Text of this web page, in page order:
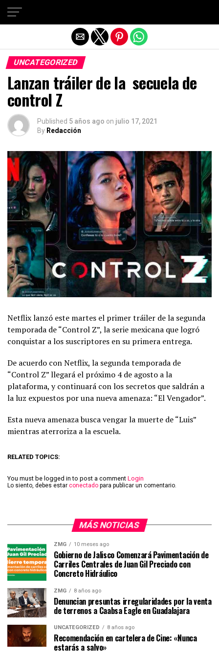
UNCATEGORIZED
Lanzan tráiler de la secuela de
control Z
Published 5 años ago on julio 17, 2021
By Redacción
Netflix lanzó este martes el primer tráiler de la segunda
temporada de “Control Z”, la serie mexicana que logró
conquistar a los suscriptores en su primera entrega.
De acuerdo con Netflix, la segunda temporada de
“Control Z” llegará el próximo 4 de agosto a la
plataforma, y continuará con los secretos que saldrán a
la luz expuestos por una nueva amenaza: “El Vengador”.
Esta nueva amenaza busca vengar la muerte de “Luis”
mientras aterroriza a la escuela.
RELATED TOPICS:
You must be logged in to post a comment Login
Lo siento, debes estar conectado para publicar un comentario.
MÁS NOTICIAS
ZMG 10 meses ago
Gobierno de Jalisco Comenzará Pavimentación de
Carriles Centrales de Juan Gil Preciado con
Concreto Hidráulico
ZMG 8 años ago
Denuncian presuntas irregularidades por la venta
de terrenos a Caabsa Eagle en Guadalajara
UNCATEGORIZED 8 años ago
Recomendación en cartelera de Cine: «Nunca
estarás a salvo»